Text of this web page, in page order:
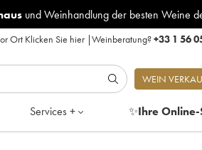
und Weinhandlung der besten Weine
Ort Klicken Sie hier|Weinberatung?+33 1 56
WEIN
Services + ✨Ihre